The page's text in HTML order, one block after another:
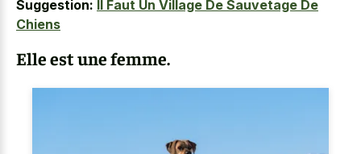
Suggestion: Il Faut Un Village De Sauvetage De
Chiens
Elle est une femme.